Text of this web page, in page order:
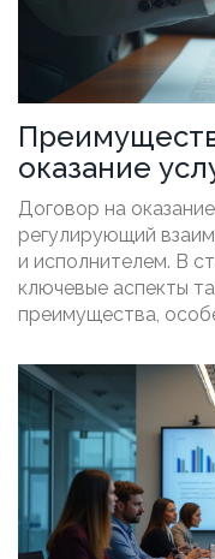
оказание
Договор на
регулирующий
и исполнителем. В
ключевые аспекты
преимущества,